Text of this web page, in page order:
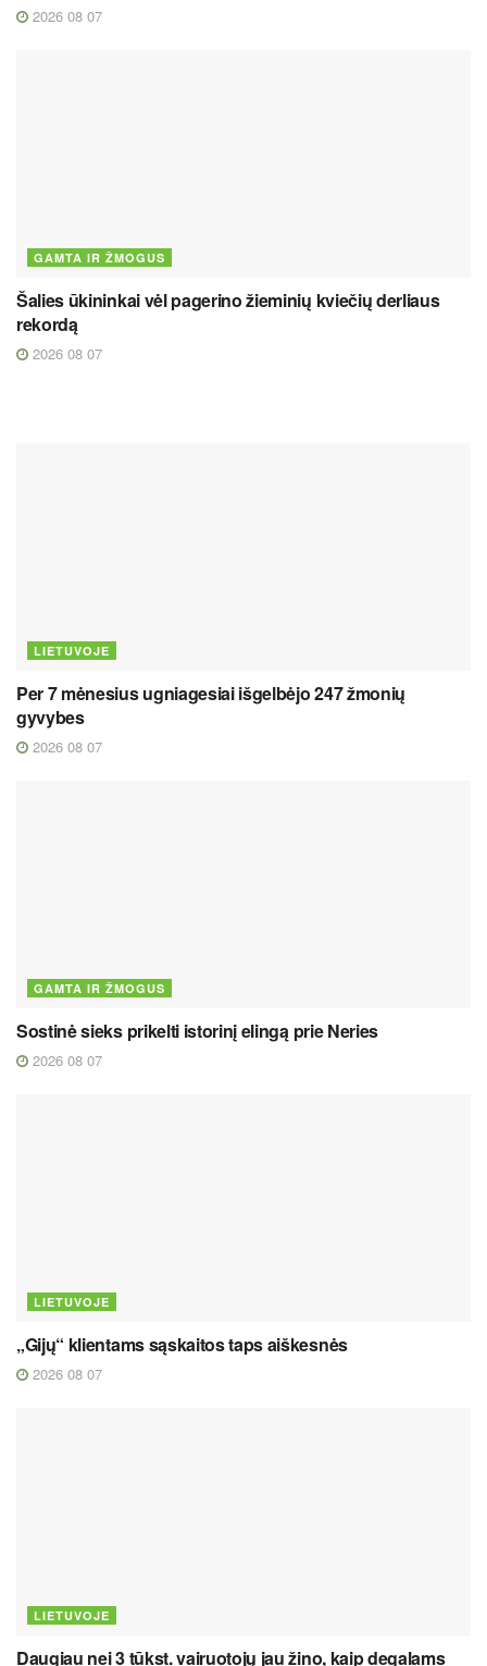
2026 08 07
GAMTA IR ŽMOGUS
Šalies ūkininkai vėl pagerino žieminių kviečių derliaus
rekordą
2026 08 07
LIETUVOJE
Per 7 mėnesius ugniagesiai išgelbėjo 247 žmonių
gyvybes
2026 08 07
GAMTA IR ŽMOGUS
Sostinė sieks prikelti istorinį elingą prie Neries
2026 08 07
LIETUVOJE
„Gijų“ klientams sąskaitos taps aiškesnės
2026 08 07
LIETUVOJE
Daugiau nei 3 tūkst. vairuotojų jau žino, kaip degalams